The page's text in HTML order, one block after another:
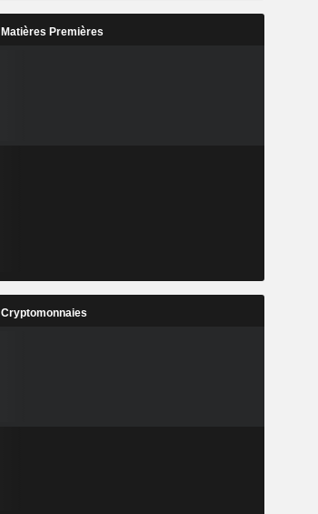
Matières Premières
Cryptomonnaies